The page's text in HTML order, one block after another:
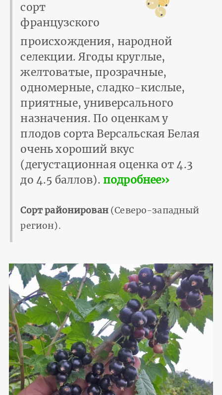
сорт
французского
происхождения, народной
селекции. Ягоды круглые,
желтоватые, прозрачные,
одномерные, сладко-кислые,
приятные, универсального
назначения. По оценкам у
плодов сорта Версальская Белая
очень хороший вкус
(дегустационная оценка от 4.3
до 4.5 баллов). подробнее››
Сорт районирован(Северо-западный
регион).